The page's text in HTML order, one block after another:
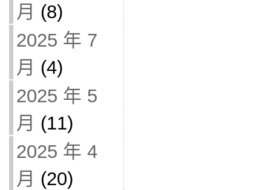
月 (8)
2025 年 7
月 (4)
2025 年 5
月 (11)
2025 年 4
月 (20)